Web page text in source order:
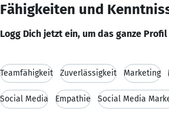
Fähigkeiten und
Logg Dich jetzt ein, um das ganze Profil
Teamfähigkeit Zuverlässigkeit Marketing
Social Media Empathie Social Media